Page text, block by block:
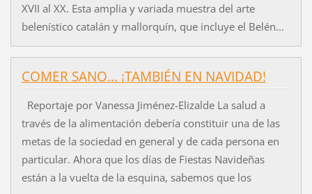
XVII al XX. Esta amplia y variada muestra del arte
belenístico catalán y mallorquín, que incluye el Belén...
COMER SANO… ¡TAMBIÉN EN NAVIDAD!
Reportaje por Vanessa Jiménez-Elizalde La salud a
través de la alimentación debería constituir una de las
metas de la sociedad en general y de cada persona en
particular. Ahora que los días de Fiestas Navideñas
están a la vuelta de la esquina, sabemos que los